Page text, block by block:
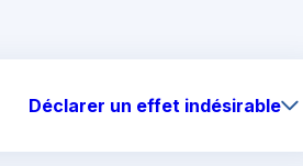
Déclarer un effet indésirable